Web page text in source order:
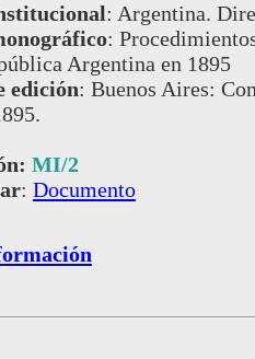
: Argentina.
:
Argentina en 1895
edición: Buenos Aires:
MI/2
: Documento